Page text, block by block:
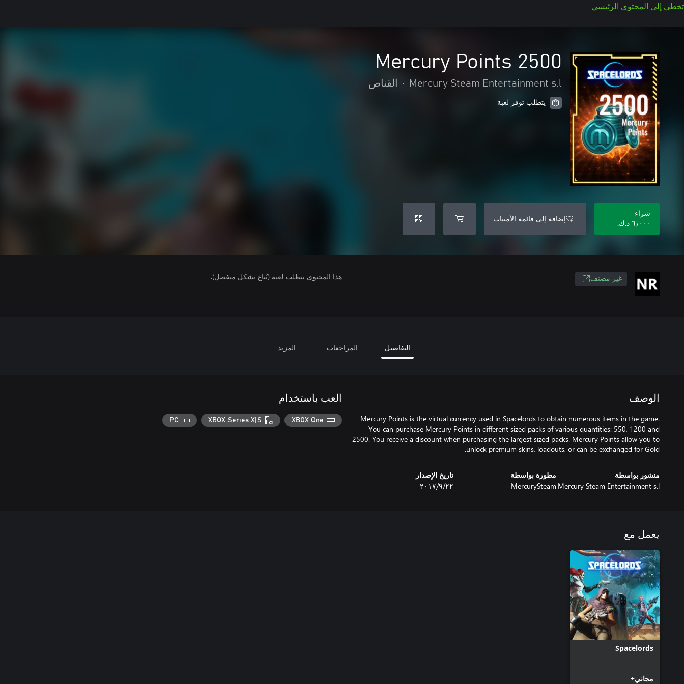
تخطي إلى المحتوى الرئيسي
2500 Mercury Points
Mercury Steam Entertainment s.l
• القناص
يتطلب توفر لعبة
شراء
٦٫٠٠٠ د.ك.‏
إضافة إلى قائمة الأمنيات
غير مصنف هذا المحتوى يتطلب لعبة (تُباع بشكل منفصل).
التفاصيل المراجعات المزيد
الوصف
Mercury Points is the virtual currency used in Spacelords to obtain numerous items in the game.
You can purchase Mercury Points in different sized packs of various quantities: 550, 1200 and
2500. You receive a discount when purchasing the largest sized packs. Mercury Points allow you to
unlock premium skins, loadouts, or can be exchanged for Gold.
منشور بواسطة
Mercury Steam Entertainment s.l
مطورة بواسطة
MercurySteam
تاريخ الإصدار
٢٢‏/٩‏/٢٠١٧
العب باستخدام
XBOX One
XBOX Series X|S
PC
يعمل مع
Spacelords
مجاني+